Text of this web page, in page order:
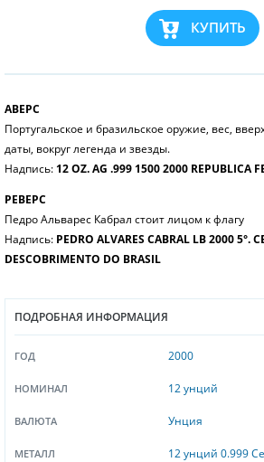
КУПИТЬ
АВЕРС
Португальское и бразильское оружие, вес,
даты, вокруг легенда и звезды.
Надпись: 12 OZ. AG .999 1500 2000 REPUBLICA
РЕВЕРС
Педро Альварес Кабрал стоит лицом к флагу
Надпись: PEDRO ALVARES CABRAL LB 2000 5°.
DESCOBRIMENTO DO BRASIL
ПОДРОБНАЯ ИНФОРМАЦИЯ
ГОД 2000
НОМИНАЛ 12 унций
ВАЛЮТА Унция
МЕТАЛЛ 12 унций 0.999